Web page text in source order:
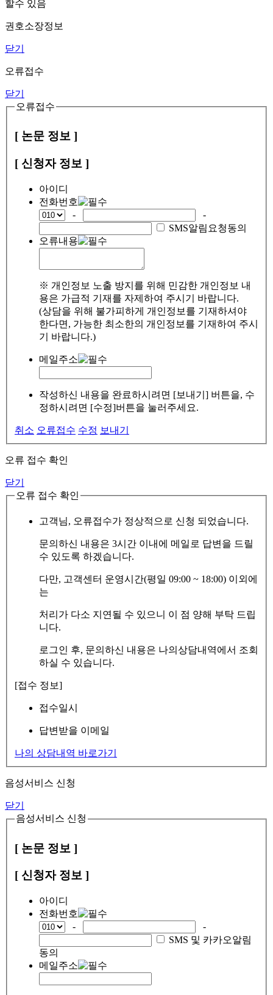
할수 있음
권호소장정보
닫기
오류접수
닫기
오류접수
[ 논문 정보 ]
[ 신청자 정보 ]
아이디
전화번호
-
-
SMS알림요청동의
오류내용
※ 개인정보 노출 방지를 위해 민감한 개인정보 내
용은 가급적 기재를 자제하여 주시기 바랍니다.
(상담을 위해 불가피하게 개인정보를 기재하셔야
한다면, 가능한 최소한의 개인정보를 기재하여 주시
기 바랍니다.)
메일주소
작성하신 내용을 완료하시려면 [보내기] 버튼을, 수
정하시려면 [수정]버튼을 눌러주세요.
취소 오류접수 수정 보내기
오류 접수 확인
닫기
오류 접수 확인
고객님, 오류접수가 정상적으로 신청 되었습니다.
문의하신 내용은 3시간 이내에 메일로 답변을 드릴
수 있도록 하겠습니다.
다만, 고객센터 운영시간(평일 09:00 ~ 18:00) 이외에
는
처리가 다소 지연될 수 있으니 이 점 양해 부탁 드립
니다.
로그인 후, 문의하신 내용은 나의상담내역에서 조회
하실 수 있습니다.
[접수 정보]
접수일시
답변받을 이메일
나의 상담내역 바로가기
음성서비스 신청
닫기
음성서비스 신청
[ 논문 정보 ]
[ 신청자 정보 ]
아이디
전화번호
-
-
SMS 및 카카오알림
동의
메일주소